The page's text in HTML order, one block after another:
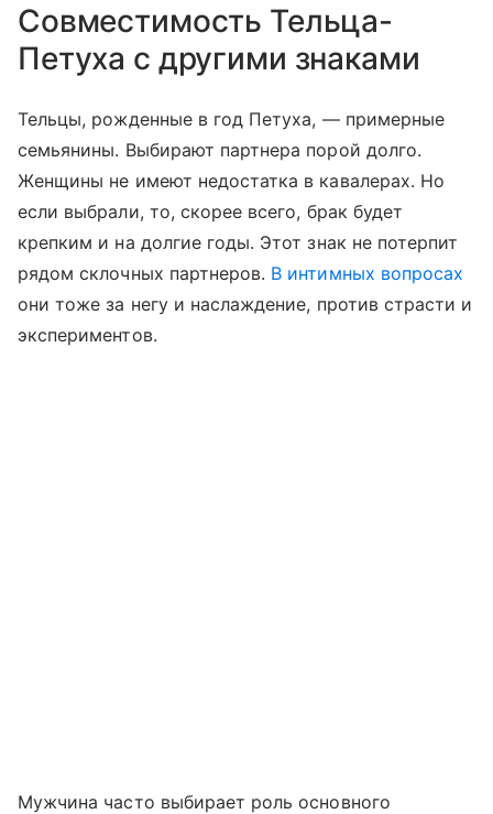
Совместимость Тельца-
Петуха с другими знаками
Тельцы, рожденные в год Петуха, — примерные
семьянины. Выбирают партнера порой долго.
Женщины не имеют недостатка в кавалерах. Но
если выбрали, то, скорее всего, брак будет
крепким и на долгие годы. Этот знак не потерпит
рядом склочных партнеров. В интимных вопросах
они тоже за негу и наслаждение, против страсти и
экспериментов.
Мужчина часто выбирает роль основного